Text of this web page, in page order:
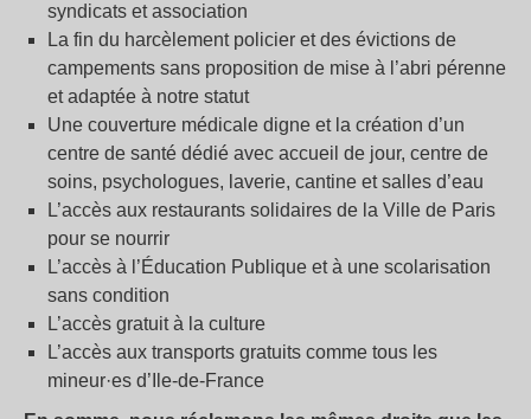
syndicats et association
La fin du harcèlement policier et des évictions de
campements sans proposition de mise à l’abri pérenne
et adaptée à notre statut
Une couverture médicale digne et la création d’un
centre de santé dédié avec accueil de jour, centre de
soins, psychologues, laverie, cantine et salles d’eau
L’accès aux restaurants solidaires de la Ville de Paris
pour se nourrir
L’accès à l’Éducation Publique et à une scolarisation
sans condition
L’accès gratuit à la culture
L’accès aux transports gratuits comme tous les
mineur·es d’Ile-de-France